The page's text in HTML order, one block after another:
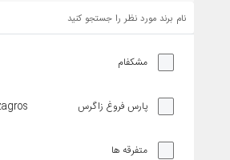
مشکفام
پارس فروغ زاگرس zagros
متفرقه ها